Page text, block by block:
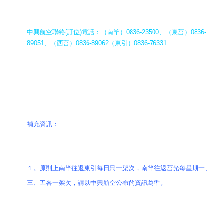
中興航空聯絡(訂位)電話：（南竿）0836-23500、（東莒）0836-
89051、（西莒）0836-89062（東引）0836-76331
補充資訊：
１。原則上南竿往返東引每日只一架次，南竿往返莒光每星期一、
三、五各一架次，請以中興航空公布的資訊為準。